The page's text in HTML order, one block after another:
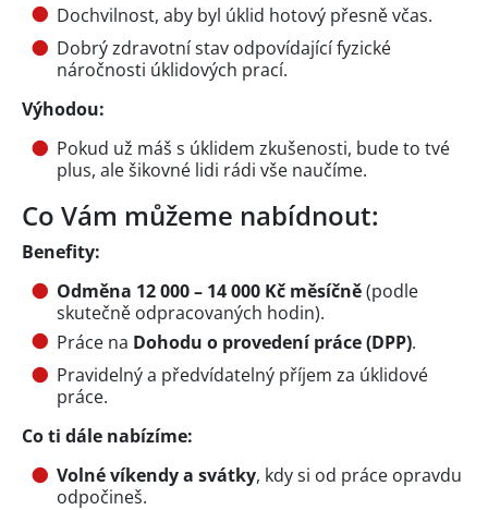
Dochvilnost, aby byl úklid hotový přesně včas.
Dobrý zdravotní stav odpovídající fyzické
náročnosti úklidových prací.
Výhodou:
Pokud už máš s úklidem zkušenosti, bude to tvé
plus, ale šikovné lidi rádi vše naučíme.
Co Vám můžeme nabídnout:
Benefity:
Odměna 12 000 – 14 000 Kč měsíčně(podle
skutečně odpracovaných hodin).
Práce na Dohodu o provedení práce (DPP).
Pravidelný a předvídatelný příjem za úklidové
práce.
Co ti dále nabízíme:
Volné víkendy a svátky, kdy si od práce opravdu
odpočineš.